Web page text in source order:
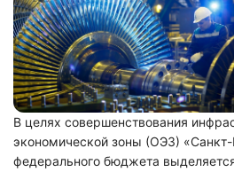
В целях совершенствования
экономической зоны (ОЭЗ) «Санкт-
федерального бюджета